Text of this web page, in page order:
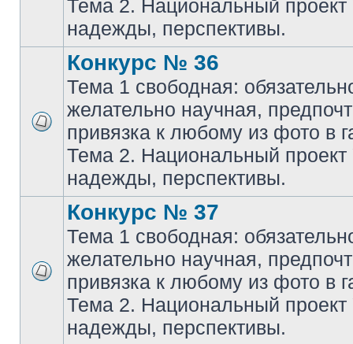
Тема 2. Национальный
надежды, перспективы.
Конкурс № 36
Тема 1 свободная:
желательно научная,
привязка к любому из фото в
Тема 2. Национальный
надежды, перспективы.
Конкурс № 37
Тема 1 свободная:
желательно научная,
привязка к любому из фото в
Тема 2. Национальный
надежды, перспективы.